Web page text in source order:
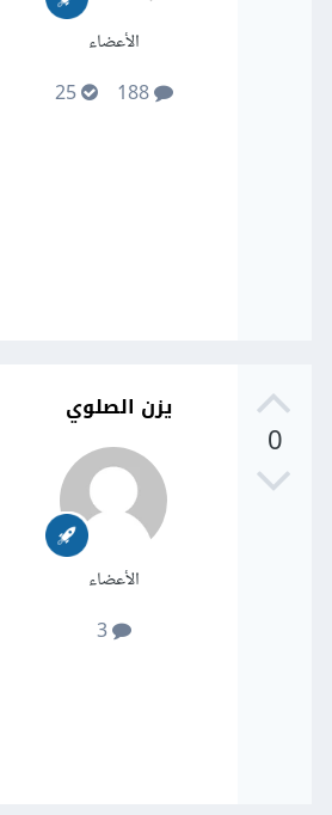
الأعضاء
188
25
0
يزن الصلوي
الأعضاء
3